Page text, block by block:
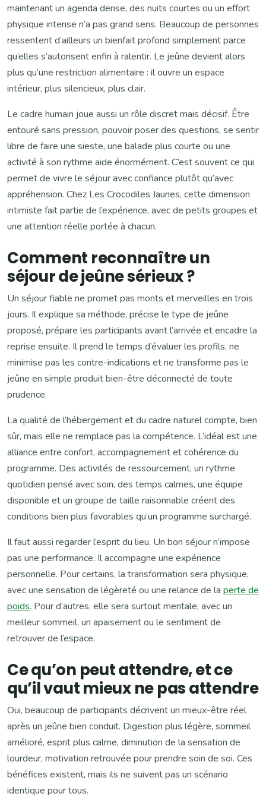
maintenant un agenda dense, des nuits courtes ou un effort
physique intense n’a pas grand sens. Beaucoup de personnes
ressentent d’ailleurs un bienfait profond simplement parce
qu’elles s’autorisent enfin à ralentir. Le jeûne devient alors
plus qu’une restriction alimentaire : il ouvre un espace
intérieur, plus silencieux, plus clair.
Le cadre humain joue aussi un rôle discret mais décisif. Être
entouré sans pression, pouvoir poser des questions, se sentir
libre de faire une sieste, une balade plus courte ou une
activité à son rythme aide énormément. C’est souvent ce qui
permet de vivre le séjour avec confiance plutôt qu’avec
appréhension. Chez Les Crocodiles Jaunes, cette dimension
intimiste fait partie de l’expérience, avec de petits groupes et
une attention réelle portée à chacun.
Comment reconnaître un
séjour de jeûne sérieux ?
Un séjour fiable ne promet pas monts et merveilles en trois
jours. Il explique sa méthode, précise le type de jeûne
proposé, prépare les participants avant l’arrivée et encadre la
reprise ensuite. Il prend le temps d’évaluer les profils, ne
minimise pas les contre-indications et ne transforme pas le
jeûne en simple produit bien-être déconnecté de toute
prudence.
La qualité de l’hébergement et du cadre naturel compte, bien
sûr, mais elle ne remplace pas la compétence. L’idéal est une
alliance entre confort, accompagnement et cohérence du
programme. Des activités de ressourcement, un rythme
quotidien pensé avec soin, des temps calmes, une équipe
disponible et un groupe de taille raisonnable créent des
conditions bien plus favorables qu’un programme surchargé.
Il faut aussi regarder l’esprit du lieu. Un bon séjour n’impose
pas une performance. Il accompagne une expérience
personnelle. Pour certains, la transformation sera physique,
avec une sensation de légèreté ou une relance de la perte de
poids. Pour d’autres, elle sera surtout mentale, avec un
meilleur sommeil, un apaisement ou le sentiment de
retrouver de l’espace.
Ce qu’on peut attendre, et ce
qu’il vaut mieux ne pas attendre
Oui, beaucoup de participants décrivent un mieux-être réel
après un jeûne bien conduit. Digestion plus légère, sommeil
amélioré, esprit plus calme, diminution de la sensation de
lourdeur, motivation retrouvée pour prendre soin de soi. Ces
bénéfices existent, mais ils ne suivent pas un scénario
identique pour tous.